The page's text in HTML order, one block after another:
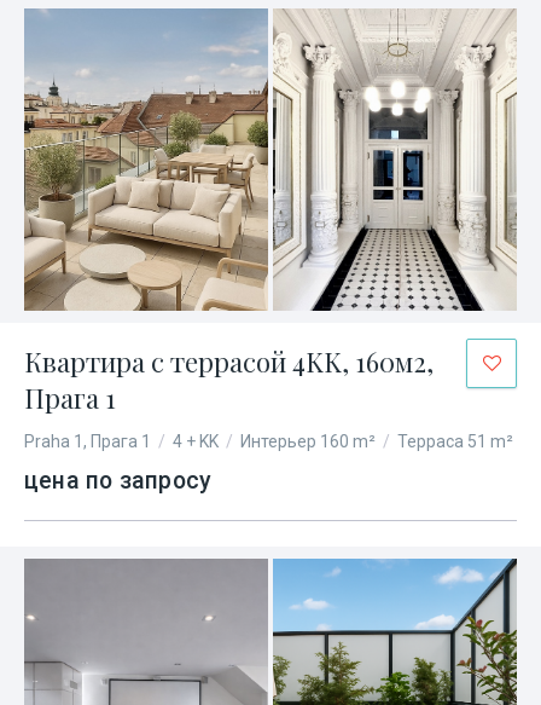
Квартира с террасой 4KK, 160м2,
Прага 1
Praha 1, Прага 1 / 4 + KK / Интерьер 160 m² / Терраса 51 m²
цена по запросу